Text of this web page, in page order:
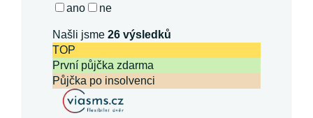
ano ne
Našli jsme26 výsledků
TOP
První půjčka zdarma
Půjčka po insolvenci